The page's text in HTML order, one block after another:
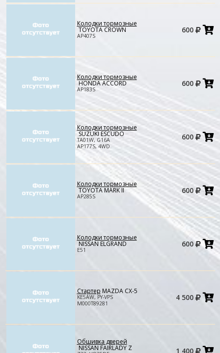
Колодки тормозные
TOYOTA CROWN
AP407S
600
Колодки тормозные
HONDA ACCORD
AP183S
600
Колодки тормозные
SUZUKI ESCUDO
TA01W, G16A
AP177S, 4WD
600 в
Колодки тормозные
TOYOTA MARK II
AP285S
600 в
Колодки тормозные
NISSAN ELGRAND
E51
600 в
Стартер MAZDA CX-5
KE5AW, PY-VPS
M000T89281
4 500
Обшивка дверей
NISSAN FAIRLADY Z 1 400